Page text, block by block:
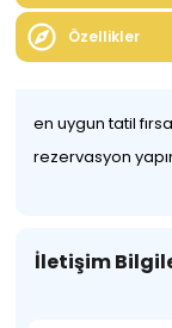
Özellikler
en uygun tatil
rezervasyon
İletişim